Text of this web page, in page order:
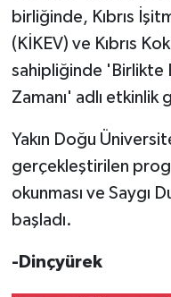
birliğinde, Kıbrıs
(KİKEV) ve Kıbrıs
sahipliğinde 'Birlikte
Zamanı' adlı
Yakın Doğu
gerçekleştirilen
okunması ve Saygı
başladı.
-Dinçyürek
SPOR
TATLISU
TİCARET
YAŞAM